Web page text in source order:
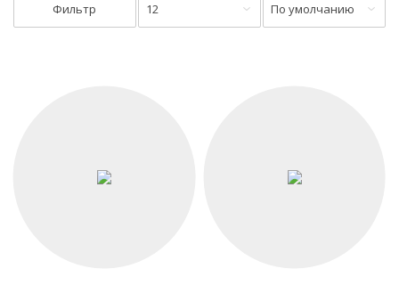
Фильтр 12 По умолчанию